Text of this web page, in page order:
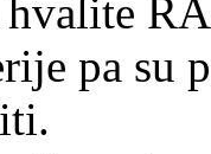
pa su